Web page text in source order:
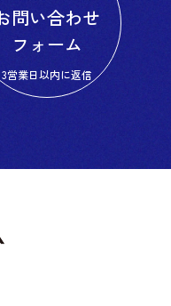
問い合わせ
フォーム
3営業日以内に返信